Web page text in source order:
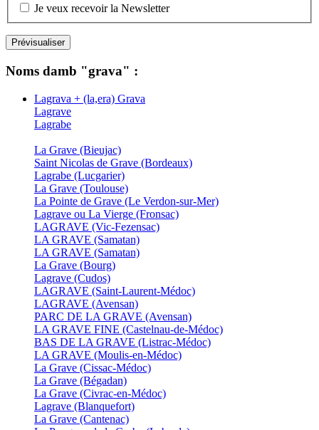
Je veux recevoir la Newsletter
Noms damb "grava" :
Lagrava + (la,era) Grava
Lagrave
Lagrabe
La Grave (Bieujac)
Saint Nicolas de Grave (Bordeaux)
Lagrabe (Lucgarier)
La Grave (Toulouse)
La Pointe de Grave (Le Verdon-sur-Mer)
Lagrave ou La Vierge (Fronsac)
LAGRAVE (Vic-Fezensac)
LA GRAVE (Samatan)
LA GRAVE (Samatan)
La Grave (Bourg)
Lagrave (Cudos)
LAGRAVE (Saint-Laurent-Médoc)
LAGRAVE (Avensan)
PARC DE LA GRAVE (Avensan)
LA GRAVE FINE (Castelnau-de-Médoc)
BAS DE LA GRAVE (Listrac-Médoc)
LA GRAVE (Moulis-en-Médoc)
La Grave (Cissac-Médoc)
La Grave (Bégadan)
La Grave (Civrac-en-Médoc)
Lagrave (Blanquefort)
La Grave (Cantenac)